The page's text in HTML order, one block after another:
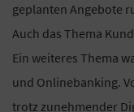
geplanten Angebote
Auch das Thema
Ein weiteres Thema
und Onlinebanking.
trotz zunehmender